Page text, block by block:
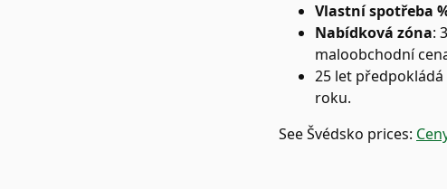
Vlastní spotřeba
Nabídková zóna:
maloobchodní
25 let
roku.
SeeŠvédsko prices: